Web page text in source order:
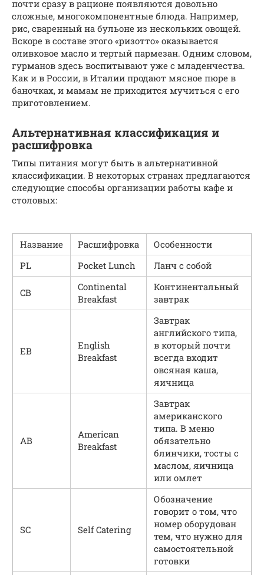
почти сразу в рационе появляются довольно
сложные, многокомпонентные блюда. Например,
рис, сваренный на бульоне из нескольких овощей.
Вскоре в составе этого «ризотто» оказывается
оливковое масло и тертый пармезан. Одним словом,
гурманов здесь воспитывают уже с младенчества.
Как и в России, в Италии продают мясное пюре в
баночках, и мамам не приходится мучиться с его
приготовлением.
Альтернативная классификация и
расшифровка
Типы питания могут быть в альтернативной
классификации. В некоторых странах предлагаются
следующие способы организации работы кафе и
столовых:
Название Расшифровка
Особенности
PL
Pocket Lunch Ланч с собой
CB
Continental
Breakfast
Континентальный
завтрак
EB
English
Breakfast
Завтрак
английского типа,
в который почти
всегда входит
овсяная каша,
яичница
AB
American
Breakfast
Завтрак
американского
типа. В меню
обязательно
блинчики, тосты с
маслом, яичница
или омлет
SC Self Catering
Обозначение
говорит о том, что
номер оборудован
тем, что нужно для
самостоятельной
готовки